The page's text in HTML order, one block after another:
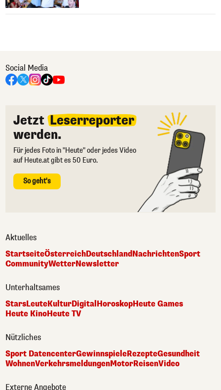
Social Media
Jetzt Leserreporter
werden.
Für jedes Foto in "Heute" oder jedes Video
auf Heute.at gibt es 50 Euro.
So geht's
Aktuelles
StartseiteÖsterreichDeutschlandNachrichtenSport
CommunityWetterNewsletter
Unterhaltsames
StarsLeuteKulturDigitalHoroskopHeute Games
Heute KinoHeute TV
Nützliches
Sport DatencenterGewinnspieleRezepteGesundheit
WohnenVerkehrsmeldungenMotorReisenVideo
Externe Angebote